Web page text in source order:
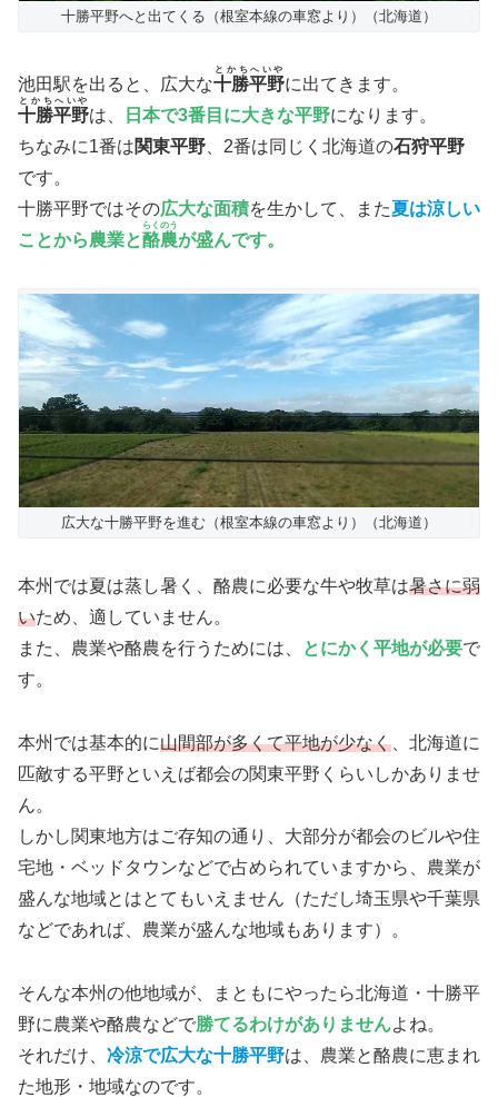
十勝平野へと出てくる（根室本線の車窓より）（北海道）
池田駅を出ると、広大な十勝平野
とかちへいや
に出てきます。
十勝平野
とかちへいや
は、 日本で3番目に大きな平野になります。
ちなみに1番は関東平野 、2番は同じく北海道の石狩平野
です。
十勝平野ではその広大な面積を生かして、また夏は涼しい
ことから農業と酪農
らくのう
が盛んです。
広大な十勝平野を進む（根室本線の車窓より）（北海道）
本州では夏は蒸し暑く、酪農に必要な牛や牧草は暑さに弱
いため、適していません。
また、農業や酪農を行うためには、
とにかく平地が必要で
す。
本州では基本的に山間部が多くて平地が少なく 、北海道に
匹敵する平野といえば都会の関東平野くらいしかありませ
ん。
しかし関東地方はご存知の通り、大部分が都会のビルや住
宅地・ベッドタウンなどで占められていますから、農業が
盛んな地域とはとてもいえません（ただし埼玉県や千葉県
などであれば、農業が盛んな地域もあります）。
そんな本州の他地域が、まともにやったら北海道・十勝平
野に農業や酪農などで勝てるわけがありませんよね。
それだけ、 冷涼で広大な十勝平野は、農業と酪農に恵まれ
た地形・地域なのです。